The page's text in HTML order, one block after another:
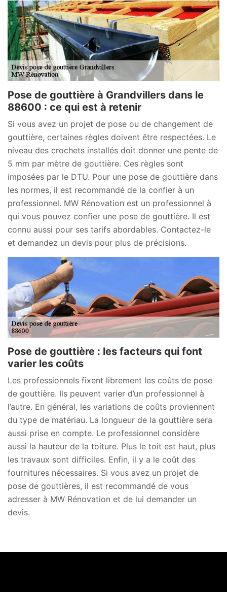
Pose de gouttière à Grandvillers dans le
88600 : ce qui est à retenir
Si vous avez un projet de pose ou de changement de
gouttière, certaines règles doivent être respectées. Le
niveau des crochets installés doit donner une pente de
5 mm par mètre de gouttière. Ces règles sont
imposées par le DTU. Pour une pose de gouttière dans
les normes, il est recommandé de la confier à un
professionnel. MW Rénovation est un professionnel à
qui vous pouvez confier une pose de gouttière. Il est
connu aussi pour ses tarifs abordables. Contactez-le
et demandez un devis pour plus de précisions.
Pose de gouttière : les facteurs qui font
varier les coûts
Les professionnels fixent librement les coûts de pose
de gouttière. Ils peuvent varier d’un professionnel à
l’autre. En général, les variations de coûts proviennent
du type de matériau. La longueur de la gouttière sera
aussi prise en compte. Le professionnel considère
aussi la hauteur de la toiture. Plus le toit est haut, plus
les travaux sont difficiles. Enfin, il y a le coût des
fournitures nécessaires. Si vous avez un projet de
pose de gouttières, il est recommandé de vous
adresser à MW Rénovation et de lui demander un
devis.